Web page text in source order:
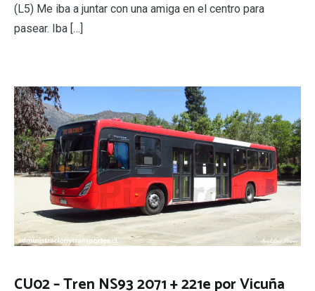
(L5) Me iba a juntar con una amiga en el centro para
pasear. Iba […]
CU02 – Tren NS93 2071 + 221e por Vicuña